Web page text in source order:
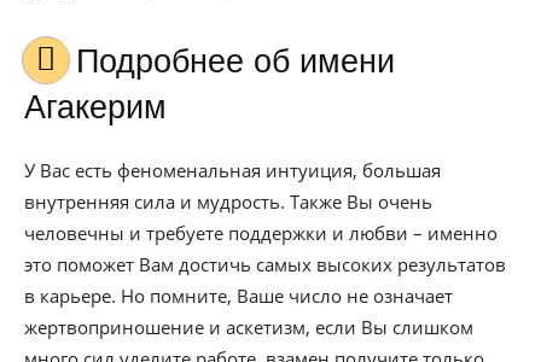
Подробнее об имени
Агакерим
У Вас есть феноменальная интуиция, большая
внутренняя сила и мудрость. Также Вы очень
человечны и требуете поддержки и любви – именно
это поможет Вам достичь самых высоких результатов
в карьере. Но помните, Ваше число не означает
жертвоприношение и аскетизм, если Вы слишком